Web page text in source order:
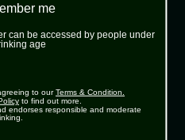
lasissa tai mukissa.
ja kaada se varovasti
me
can be accessed by people under
age
to ourTerms & Condition.
to find out more.
endorses responsible and moderate